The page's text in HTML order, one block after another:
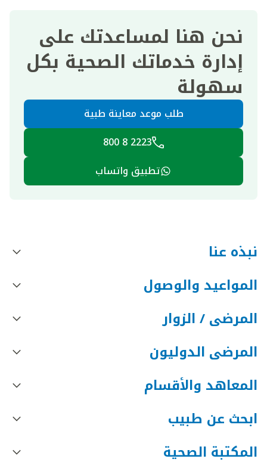
نحن هنا لمساعدتك على
إدارة خدماتك الصحية بكل
سهولة
طلب موعد معاينة طبية
2223 8 800
تطبيق واتساب
نبذه عنا
المواعيد والوصول
المرضى / الزوار
المرضى الدوليون
المعاهد والأقسام
ابحث عن طبيب
المكتبة الصحية